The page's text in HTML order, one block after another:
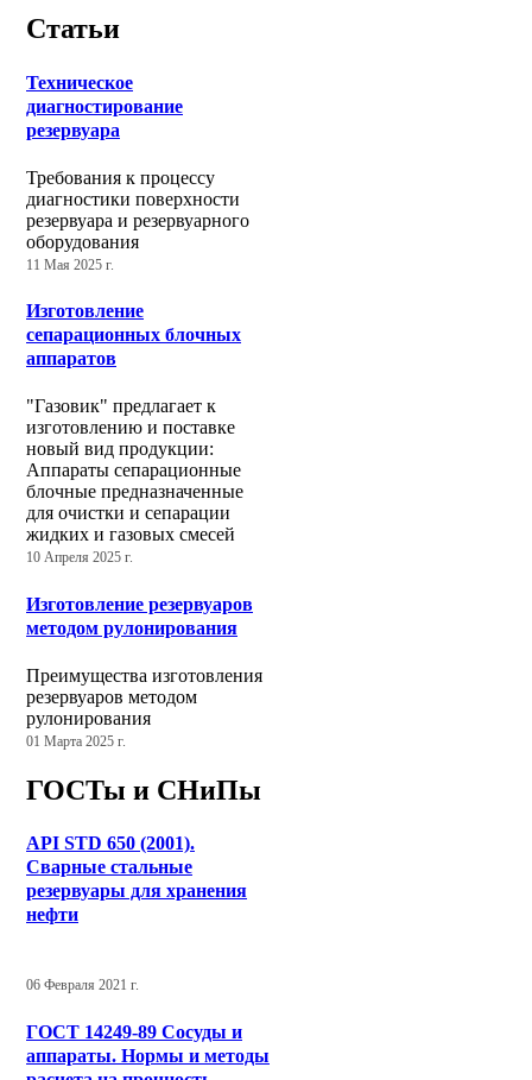
Статьи
Техническое
диагностирование
резервуара
Требования к процессу
диагностики поверхности
резервуара и резервуарного
оборудования
11 Мая 2025 г.
Изготовление
сепарационных блочных
аппаратов
"Газовик" предлагает к
изготовлению и поставке
новый вид продукции:
Аппараты сепарационные
блочные предназначенные
для очистки и сепарации
жидких и газовых смесей
10 Апреля 2025 г.
Изготовление резервуаров
методом рулонирования
Преимущества изготовления
резервуаров методом
рулонирования
01 Марта 2025 г.
ГОСТы и СНиПы
API STD 650 (2001).
Сварные стальные
резервуары для хранения
нефти
06 Февраля 2021 г.
ГОСТ 14249-89 Сосуды и
аппараты. Нормы и методы